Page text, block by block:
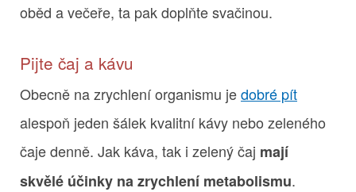
oběd a večeře, ta pak doplňte svačinou.
Pijte čaj a kávu
Obecně na zrychlení organismu jedobré pít
alespoň jeden šálek kvalitní kávy nebo zeleného
čaje denně. Jak káva, tak i zelený čaj mají
skvělé účinky na zrychlení metabolismu.